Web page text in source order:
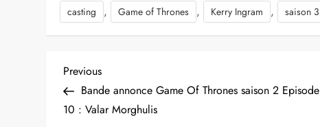
casting , Game of Thrones , Kerry Ingram , saison 3
N
a
Previous
Post
Previous
Bande annonce Game Of Thrones saison 2 Episode
10 : Valar Morghulis